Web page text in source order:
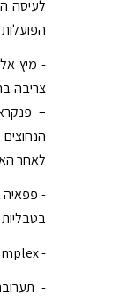
לעיסה
- מיץ
–
לאחר
-
- B-Complex בטבליות – יכול לסייע בתהליכי העיכול.
-